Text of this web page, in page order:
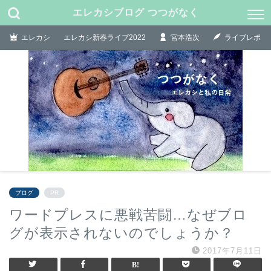
エレカシブログ つつがなく
エレカシ エレカシ新春ライブ2022 宮本浩次 ライブレポ
ブログ PR
ワードプレスに悪戦苦闘…なぜブロ
グが表示されないのでしょうか？
2017年7月11日